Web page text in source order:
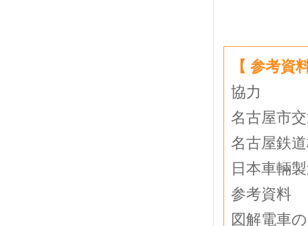
【 参考資
協力
名古屋市
名古屋鉄
日本車輛
参考資料
図解電車